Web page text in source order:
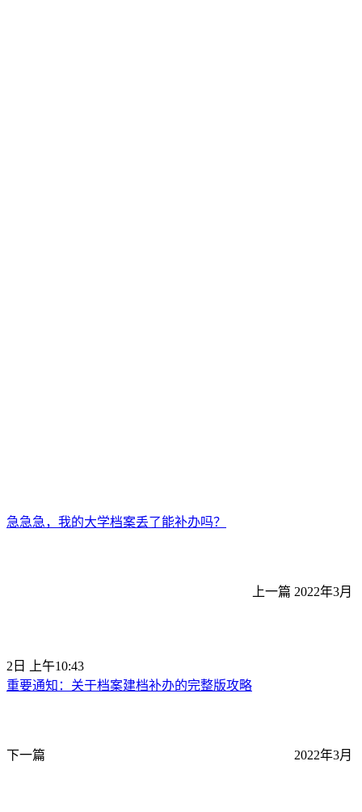
急急急，我的大学档案丢了能补办吗？
上一篇 2022年3月
2日 上午10:43
重要通知：关于档案建档补办的完整版攻略
下一篇 2022年3月